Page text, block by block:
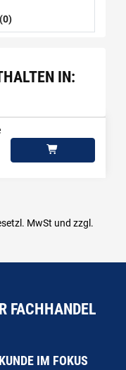
IN:
MwSt und zzgl.
FACHHANDEL
IM FOKUS